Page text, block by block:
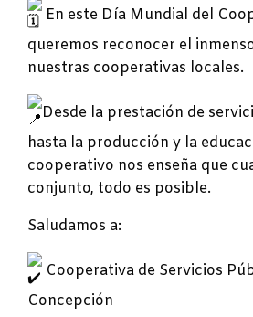
En este Día Mundial del
queremos reconocer el
nuestras cooperativas locales.
Desde la prestación de
hasta la producción y la
cooperativo nos enseña que
conjunto, todo es posible.
Saludamos a:
Cooperativa de Servicios
Concepción